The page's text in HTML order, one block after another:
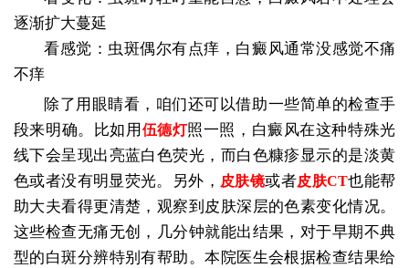
逐渐扩大蔓延
看感觉：虫斑偶尔有点痒，白癜风通常没感觉不痛
不痒
除了用眼睛看，咱们还可以借助一些简单的检查手
段来明确。比如用 伍德灯照一照，白癜风在这种特殊光
线下会呈现出亮蓝白色荧光，而白色糠疹显示的是淡黄
色或者没有明显荧光。另外， 皮肤镜或者皮肤CT也能帮
助大夫看得更清楚，观察到皮肤深层的色素变化情况。
这些检查无痛无创，几分钟就能出结果，对于早期不典
型的白斑分辨特别有帮助。本院医生会根据检查结果给